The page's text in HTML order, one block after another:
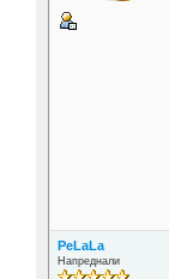
PeLaLa
Напреднали